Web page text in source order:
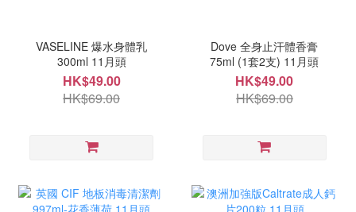
VASELINE 爆水身體乳
300ml 11月頭
HK$49.00
HK$69.00
Dove 全身止汗體香膏
75ml (1套2支) 11月頭
HK$49.00
HK$69.00